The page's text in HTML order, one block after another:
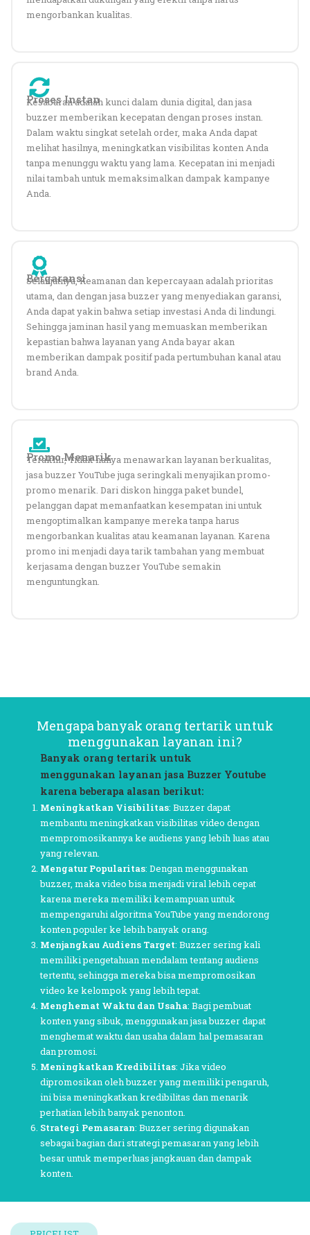
mengorbankan kualitas.
Proses Instan
Kesabaran adalah kunci dalam dunia digital, dan jasa
buzzer memberikan kecepatan dengan proses instan.
Dalam waktu singkat setelah order, maka Anda dapat
melihat hasilnya, meningkatkan visibilitas konten Anda
tanpa menunggu waktu yang lama. Kecepatan ini menjadi
nilai tambah untuk memaksimalkan dampak kampanye
Anda.
Bergaransi
Selanjutnya,Keamanan dan kepercayaan adalah prioritas
utama, dan dengan jasa buzzer yang menyediakan garansi,
Anda dapat yakin bahwa setiap investasi Anda di lindungi.
Sehingga jaminan hasil yang memuaskan memberikan
kepastian bahwa layanan yang Anda bayar akan
memberikan dampak positif pada pertumbuhan kanal atau
brand Anda.
Promo Menarik
Terakhir,Tidak hanya menawarkan layanan berkualitas,
jasa buzzer YouTube juga seringkali menyajikan promo-
promo menarik. Dari diskon hingga paket bundel,
pelanggan dapat memanfaatkan kesempatan ini untuk
mengoptimalkan kampanye mereka tanpa harus
mengorbankan kualitas atau keamanan layanan. Karena
promo ini menjadi daya tarik tambahan yang membuat
kerjasama dengan buzzer YouTube semakin
menguntungkan.
Mengapa banyak orang tertarik untuk
menggunakan layanan ini?
Banyak orang tertarik untuk
menggunakan layanan jasa Buzzer Youtube
karena beberapa alasan berikut:
Meningkatkan Visibilitas: Buzzer dapat
membantu meningkatkan visibilitas video dengan
mempromosikannya ke audiens yang lebih luas atau
yang relevan.
Mengatur Popularitas: Dengan menggunakan
buzzer, maka video bisa menjadi viral lebih cepat
karena mereka memiliki kemampuan untuk
mempengaruhi algoritma YouTube yang mendorong
konten populer ke lebih banyak orang.
Menjangkau Audiens Target: Buzzer sering kali
memiliki pengetahuan mendalam tentang audiens
tertentu, sehingga mereka bisa mempromosikan
video ke kelompok yang lebih tepat.
Menghemat Waktu dan Usaha: Bagi pembuat
konten yang sibuk, menggunakan jasa buzzer dapat
menghemat waktu dan usaha dalam hal pemasaran
dan promosi.
Meningkatkan Kredibilitas: Jika video
dipromosikan oleh buzzer yang memiliki pengaruh,
ini bisa meningkatkan kredibilitas dan menarik
perhatian lebih banyak penonton.
Strategi Pemasaran: Buzzer sering digunakan
sebagai bagian dari strategi pemasaran yang lebih
besar untuk memperluas jangkauan dan dampak
konten.